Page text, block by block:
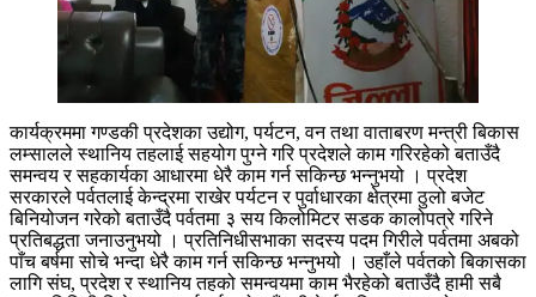
कार्यक्रममा गण्डकी प्रदेशका उद्योग, पर्यटन, वन तथा वाताबरण मन्त्री बिकास
लम्सालले स्थानिय तहलाई सहयोग पुग्ने गरि प्रदेशले काम गरिरहेको बताउँदै
समन्वय र सहकार्यका आधारमा धेरै काम गर्न सकिन्छ भन्नुभयो । प्रदेश
सरकारले पर्वतलाई केन्द्रमा राखेर पर्यटन र पुर्वाधारका क्षेत्रमा ठुलो बजेट
बिनियोजन गरेको बताउँदै पर्वतमा ३ सय किलोमिटर सडक कालोपत्रे गरिने
प्रतिबद्धता जनाउनुभयो । प्रतिनिधीसभाका सदस्य पदम गिरीले पर्वतमा अबको
पाँच बर्षमा सोचे भन्दा धेरै काम गर्न सकिन्छ भन्नुभयो । उहाँले पर्वतको बिकासका
लागि संघ, प्रदेश र स्थानिय तहको समन्वयमा काम भैरहेको बताउँदै हामी सबै